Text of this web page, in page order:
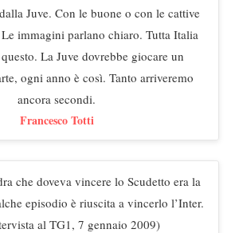
Juve. Con le buone o con le cattive
immagini parlano chiaro. Tutta Italia
La Juve dovrebbe giocare un
ogni anno è così. Tanto arriveremo
ancora secondi.
Francesco Totti
che doveva vincere lo Scudetto era la
episodio è riuscita a vincerlo l’Inter.
al TG1, 7 gennaio 2009)